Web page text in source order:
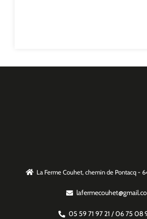
La Ferme Couhet, chemin de Pontacq -
05 59 71 97 21 / 06 75 08